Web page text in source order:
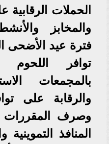
الحملات
والمخابز
فترة عيد الأضحى
توافر اللحوم
بالمجمعات
والرقابة على
وصرف المقررات
المنافذ